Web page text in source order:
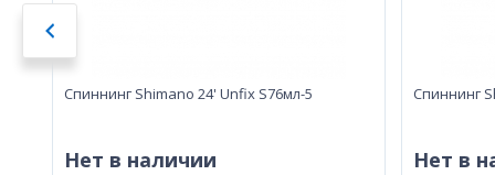
Спиннинг Shimano 24' Unfix S76мл-5
Нет в наличии
Спиннинг
Нет в